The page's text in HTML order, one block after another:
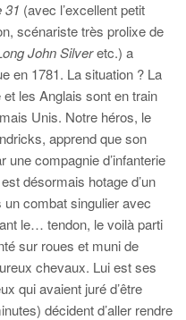
31 (avec l’excellent petit
scénariste très prolixe de
John Silveretc.) a
en 1781. La situation ? La
les Anglais sont en train
Unis. Notre héros, le
apprend que son
une compagnie d’infanterie
désormais hotage d’un
combat singulier avec
le… tendon, le voilà parti
sur roues et muni de
chevaux. Lui est ses
qui avaient juré d’être
décident d’aller rendre